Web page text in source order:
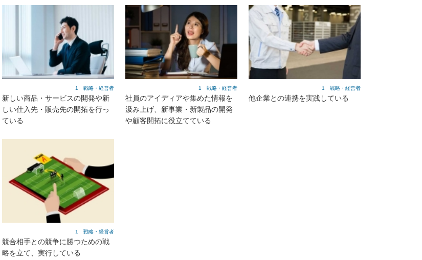
1 戦略・経営者
新しい商品・サービスの開発や新
しい仕入先・販売先の開拓を行っ
ている
1 戦略・経営者
社員のアイディアや集めた情報を
汲み上げ、新事業・新製品の開発
や顧客開拓に役立てている
1 戦略・経営者
他企業との連携を実践している
1 戦略・経営者
競合相手との競争に勝つための戦
略を立て、実行している